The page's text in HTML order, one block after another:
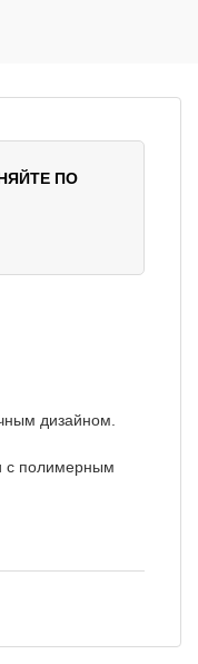
ПО
дизайном.
с полимерным